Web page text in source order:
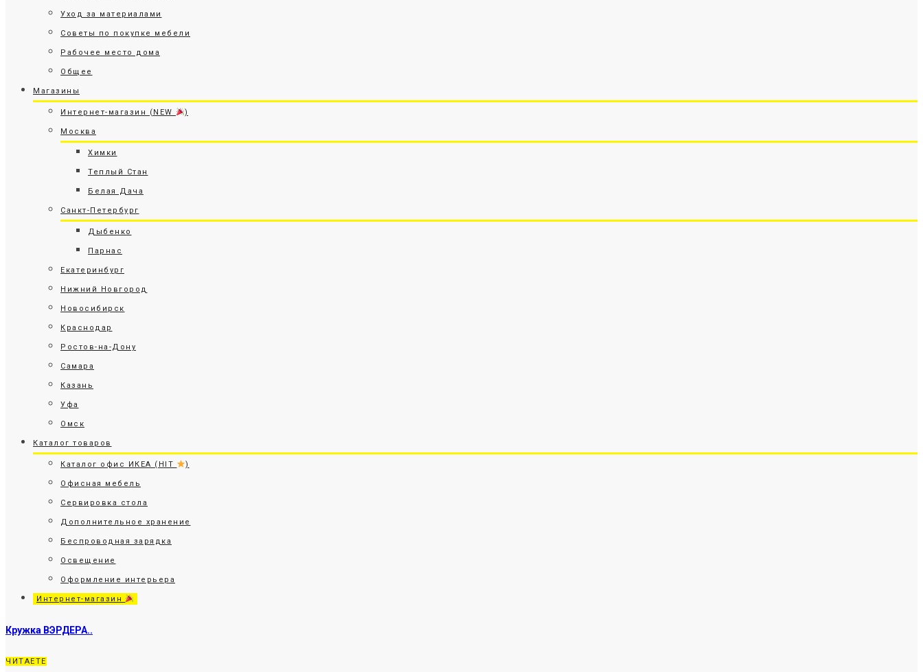
Уход за материалами
Советы по покупке мебели
Рабочее место дома
Общее
Магазины
Интернет-магазин (NEW )
Москва
Химки
Теплый Стан
Белая Дача
Санкт-Петербург
Дыбенко
Парнас
Екатеринбург
Нижний Новгород
Новосибирск
Краснодар
Ростов-на-Дону
Самара
Казань
Уфа
Омск
Каталог товаров
Каталог офис ИКЕА (HIT )
Офисная мебель
Сервировка стола
Дополнительное хранение
Беспроводная зарядка
Освещение
Оформление интерьера
Интернет-магазин
Кружка ВЭРДЕРА..
ЧИТАЕТЕ